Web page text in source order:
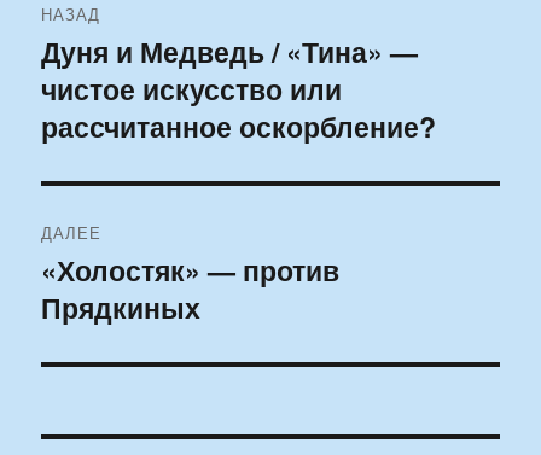
по
записям
НАЗАД
Предыдущая
запись:
Дуня и Медведь / «Тина» —
чистое искусство или
рассчитанное оскорбление?
ДАЛЕЕ
Следующая
запись:
«Холостяк» — против
Прядкиных